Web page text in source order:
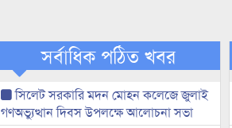
সর্বাধিক পঠিত খবর
সিলেট সরকারি মদন মোহন কলেজে জুলাই
গণঅভ্যুত্থান দিবস উপলক্ষে আলোচনা সভা